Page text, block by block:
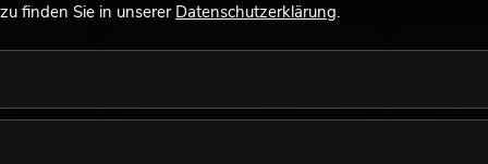
finden Sie in unserer Datenschutzerklärung.